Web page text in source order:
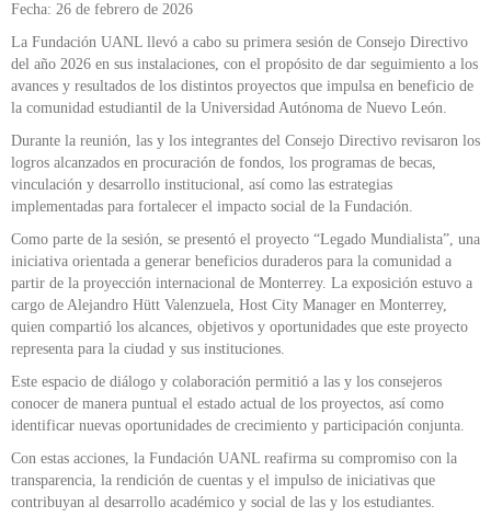
Fecha: 26 de febrero de 2026
La Fundación UANL llevó a cabo su primera sesión de Consejo Directivo
del año 2026 en sus instalaciones, con el propósito de dar seguimiento a los
avances y resultados de los distintos proyectos que impulsa en beneficio de
la comunidad estudiantil de la Universidad Autónoma de Nuevo León.
Durante la reunión, las y los integrantes del Consejo Directivo revisaron los
logros alcanzados en procuración de fondos, los programas de becas,
vinculación y desarrollo institucional, así como las estrategias
implementadas para fortalecer el impacto social de la Fundación.
Como parte de la sesión, se presentó el proyecto “Legado Mundialista”, una
iniciativa orientada a generar beneficios duraderos para la comunidad a
partir de la proyección internacional de Monterrey. La exposición estuvo a
cargo de Alejandro Hütt Valenzuela, Host City Manager en Monterrey,
quien compartió los alcances, objetivos y oportunidades que este proyecto
representa para la ciudad y sus instituciones.
Este espacio de diálogo y colaboración permitió a las y los consejeros
conocer de manera puntual el estado actual de los proyectos, así como
identificar nuevas oportunidades de crecimiento y participación conjunta.
Con estas acciones, la Fundación UANL reafirma su compromiso con la
transparencia, la rendición de cuentas y el impulso de iniciativas que
contribuyan al desarrollo académico y social de las y los estudiantes.